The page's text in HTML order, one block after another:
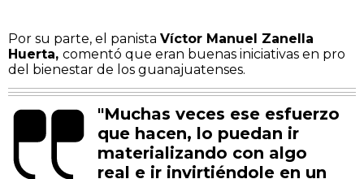
Por su parte, el panista Víctor Manuel Zanella
Huerta, comentó que eran buenas iniciativas en pro
del bienestar de los guanajuatenses.
"Muchas veces ese esfuerzo
que hacen, lo puedan ir
materializando con algo
real e ir invirtiéndole en un